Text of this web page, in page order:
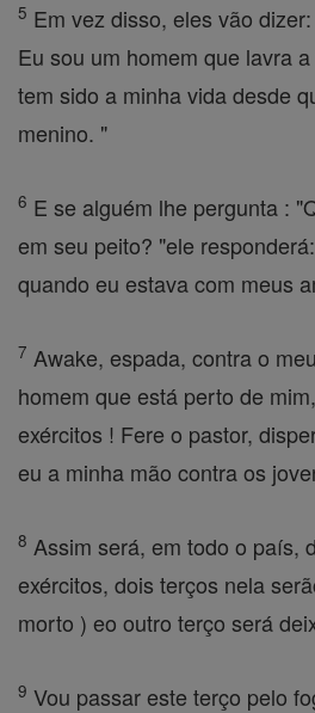
5 Em vez disso, eles vão
Eu sou um homem que lavra
tem sido a minha vida desde
menino. "
6 E se alguém lhe pergunta :
em seu peito? "ele
quando eu estava com meus
7 Awake, espada, contra o
homem que está perto de
exércitos ! Fere o pastor,
eu a minha mão contra os
8 Assim será, em todo o país,
exércitos, dois terços nela
morto ) eo outro terço será
9 Vou passar este terço pelo